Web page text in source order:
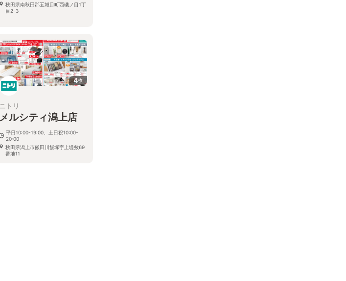
秋田県南秋田郡五城目町西磯ノ目1丁
目2-3
4枚
ニトリ
メルシティ潟上店
平日10:00-19:00、土日祝10:00-
20:00
秋田県潟上市飯田川飯塚字上堤敷69
番地11